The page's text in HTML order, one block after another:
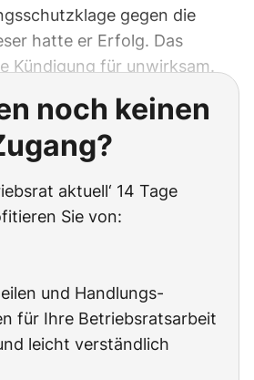
gegen die
hatte er Erfolg. Das
Kündigung für unwirksam.
noch keinen
aktuell‘ 14 Tage
Sie von:
und Handlungs-
für Ihre Betriebsratsarbeit
leicht verständlich